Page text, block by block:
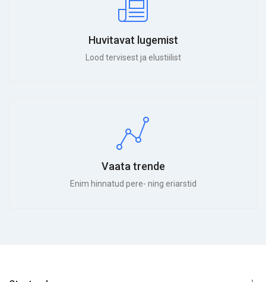
Huvitavat lugemist
Lood tervisest ja elustiilist
Vaata trende
Enim hinnatud pere- ning eriarstid